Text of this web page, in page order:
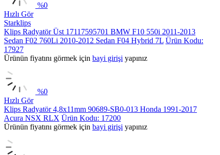
%0
Hızlı Gör
Starklips
Klips Radyatör Üst 17117595701 BMW F10 550i 2011-2013
Sedan F02 760Li 2010-2012 Sedan F04 Hybrid 7L Ürün Kodu:
17927
Ürünün fiyatını görmek için bayi girişi yapınız
%0
Hızlı Gör
Klips Radyatör 4,8x11mm 90689-SB0-013 Honda 1991-2017
Acura NSX RLX Ürün Kodu: 17200
Ürünün fiyatını görmek için bayi girişi yapınız